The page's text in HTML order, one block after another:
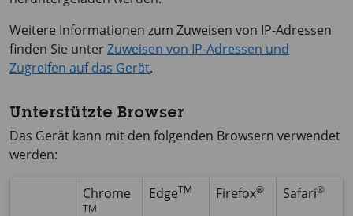
Weitere Informationen zum Zuweisen von IP-Adressen
finden Sie unterZuweisen von IP-Adressen und
Zugreifen auf das Gerät.
Unterstützte Browser
Das Gerät kann mit den folgenden Browsern verwendet
werden:
Chrome
TM
EdgeTM Firefox® Safari®